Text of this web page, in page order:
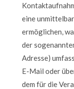
eine
ermöglichen,
der
Adresse)
E-Mail oder
dem für die